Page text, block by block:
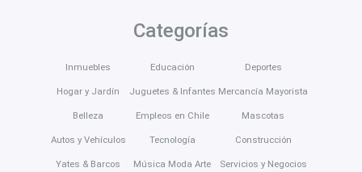
Categorías
Inmuebles
Hogar y Jardín
Belleza
Autos y Vehículos
Yates & Barcos
Educación
Juguetes & Infantes
Empleos en Chile
Tecnología
Música Moda Arte
Deportes
Mercancía Mayorista
Mascotas
Construcción
Servicios y Negocios